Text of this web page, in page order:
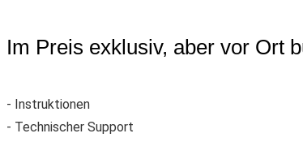
Im Preis exklusiv, aber vor Ort
- Instruktionen
- Technischer Support